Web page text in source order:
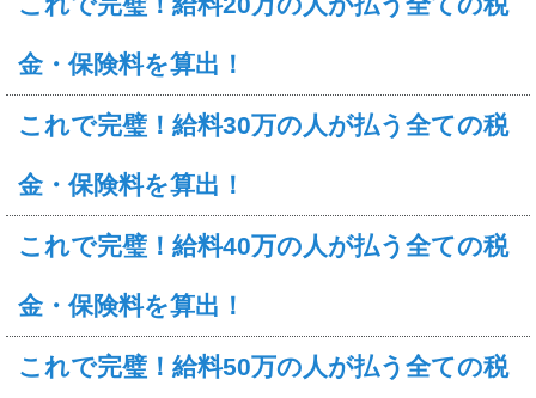
金・保険料を算出！
これで完璧！給料30万の人が払う全ての税
金・保険料を算出！
これで完璧！給料40万の人が払う全ての税
金・保険料を算出！
これで完璧！給料50万の人が払う全ての税